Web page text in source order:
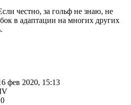
честно, за гольф не знаю, не
в адаптации на многих других
фев 2020, 15:13
0